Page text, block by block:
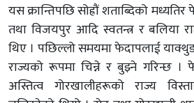
यस क्रान्तिपछि सोह्रौं शताब्दिको
तथा विजयपुर आदि स्वतन्त्र र बलिया
थिए । पछिल्लो समयमा फेदापलाई
राज्यको रूपमा चिन्ने र बुझ्ने गरिन्छ ।
अस्तित्व गोरखालीहरूको राज्य